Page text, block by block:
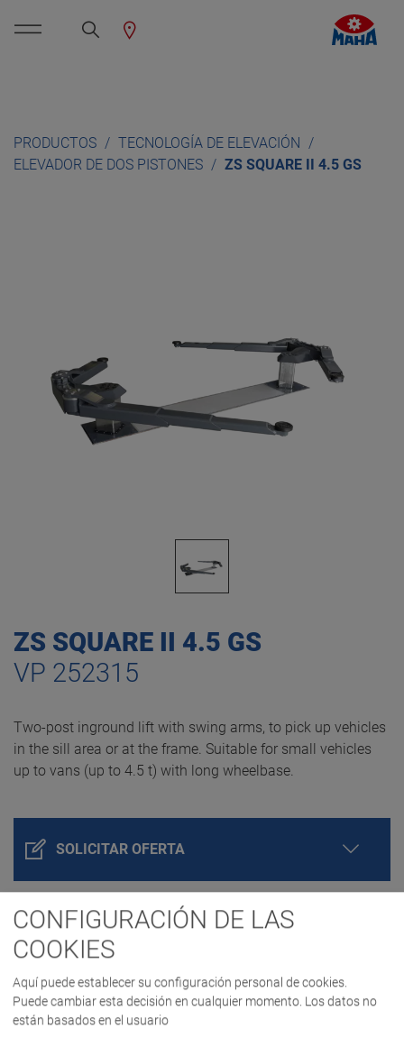
PRODUCTOS
TECNOLOGÍA DE ELEVACIÓN
ELEVADOR DE DOS PISTONES
ZS SQUARE II 4.5 GS
ZS SQUARE II 4.5 GS
VP 252315
Two-post inground lift with swing arms, to pick up vehicles
in the sill area or at the frame. Suitable for small vehicles
up to vans (up to 4.5 t) with long wheelbase.
SOLICITAR OFERTA
CONFIGURACIÓN DE LAS
COOKIES
Aquí puede establecer su configuración personal de cookies.
Puede cambiar esta decisión en cualquier momento. Los datos no
están basados en el usuario